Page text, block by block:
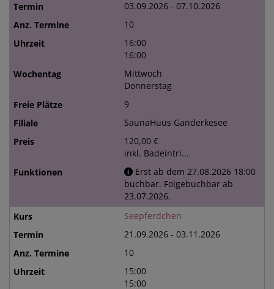
03.09.2026 - 07.10.2026
10
16:00
16:00
Mittwoch
Donnerstag
9
SaunaHuus Ganderkesee
120,00 €
inkl. Badeintri...
Erst ab dem 27.08.2026 18:00
buchbar. Folgebuchbar ab
23.07.2026.
Seepferdchen
21.09.2026 - 03.11.2026
10
15:00
15:00